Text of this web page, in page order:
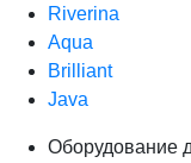
Riverina
Aqua
Brilliant
Java
Оборудование